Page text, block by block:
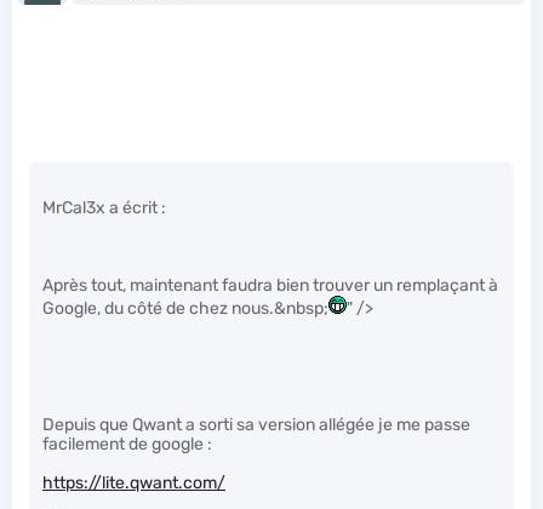
MrCal3x a écrit :
Après tout, maintenant faudra bien trouver un remplaçant à
Google, du côté de chez nous.&nbsp;
" />
Depuis que Qwant a sorti sa version allégée je me passe
facilement de google :
https://lite.qwant.com/